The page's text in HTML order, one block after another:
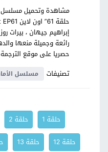
رائعة وجميلة منعها
حصريا على موقع الترجمة
تصنيفات
مسلسل الأمانة
حلقة 1 حلقة 2
حلقة 12
حلقة 13